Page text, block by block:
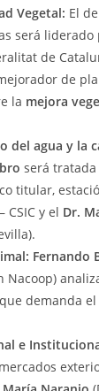
Vegetal: El
será liderado
de
de
la mejora
del agua y la
será
titular,
CSIC y el Dr.
Fernando
Nacoop)
demanda
e